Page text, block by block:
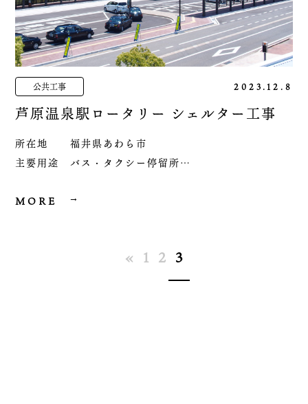
公共工事 2023.12.8
芦原温泉駅ロータリー シェルター工事
所在地 福井県あわら市
主要用途 バス・タクシー停留所
主要構造 鉄骨造
MORE
« 1 2 3